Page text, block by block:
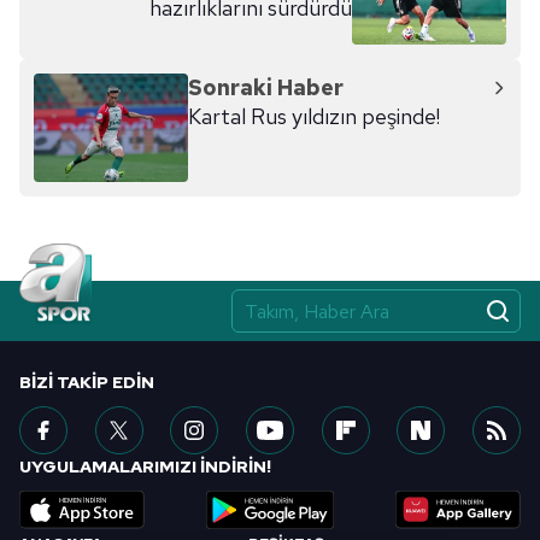
kılınması ve kişiselleştirilmesi ve sizlere yönelik
reklam/pazarlama faaliyetlerinin yapılması, amaçlarıyla
sınırlı olarak açık rızanız dahilinde kullanılacaktır.
Çerezlere ilişkin tercihlerinizi aşağıda yer alan panel
vasıtasıyla belirleyebilirsiniz. Çerezlere ilişkin detaylı bilgi
6698 sayılı Kişisel Verilerin Korunması Kanunu uyarınca
hazırlanmış Aydınlatma Metnimizi okumak ve sitemizde
ilgili mevzuata uygun olarak kullanılan çerezlerle ilgili bilgi
hazırlıklarını sürdürdü
Sonraki Haber
Kartal Rus yıldızın peşinde!
BIZI TAKIP EDIN
UYGULAMALARIMIZI İNDİRİN!